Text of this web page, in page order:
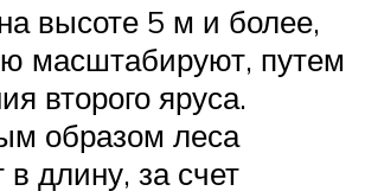
высоте 5 м и более,
масштабируют, путем
второго яруса.
образом леса
длину, за счет